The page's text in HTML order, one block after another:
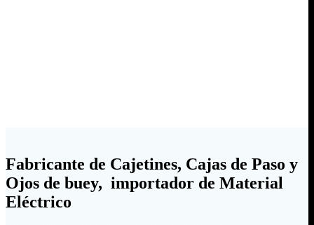
Fabricante de Cajetines, Cajas de Paso y
Ojos de buey, importador de Material
Eléctrico